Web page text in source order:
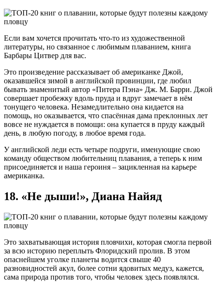
Если вам хочется прочитать что-то из художественной
литературы, но связанное с любимым плаванием, книга
Барбары Цитвер для вас.
Это произведение рассказывает об американке Джой,
оказавшейся зимой в английской провинции, где любил
бывать знаменитый автор «Питера Пэна» Дж. М. Барри. Джой
совершает пробежку вдоль пруда и вдруг замечает в нём
тонущего человека. Незамедлительно она кидается на
помощь, но оказывается, что спасённая дама преклонных лет
вовсе не нуждается в помощи: она купается в пруду каждый
день, в любую погоду, в любое время года.
У английской леди есть четыре подруги, именующие свою
команду обществом любительниц плавания, а теперь к ним
присоединяется и наша героиня – зацикленная на карьере
американка.
18. «Не дыши!», Диана Найяд
Это захватывающая история пловчихи, которая смогла первой
за всю историю переплыть Флоридский пролив. В этом
опаснейшем уголке планеты водится свыше 40
разновидностей акул, более сотни ядовитых медуз, кажется,
сама природа против того, чтобы человек здесь появлялся.